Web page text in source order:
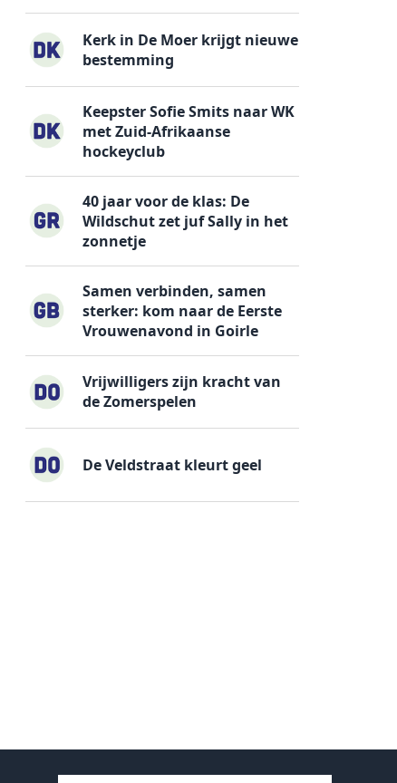
Kerk in De Moer krijgt nieuwe
bestemming
Keepster Sofie Smits naar WK
met Zuid-Afrikaanse
hockeyclub
40 jaar voor de klas: De
Wildschut zet juf Sally in het
zonnetje
Samen verbinden, samen
sterker: kom naar de Eerste
Vrouwenavond in Goirle
Vrijwilligers zijn kracht van
de Zomerspelen
De Veldstraat kleurt geel